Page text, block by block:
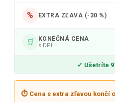
% EXTRA ZĽAVA (-30 %)
🛒 KONEČNÁ CENA
s DPH
✓ Ušetríte
⏱ Cena s extra zľavou končí